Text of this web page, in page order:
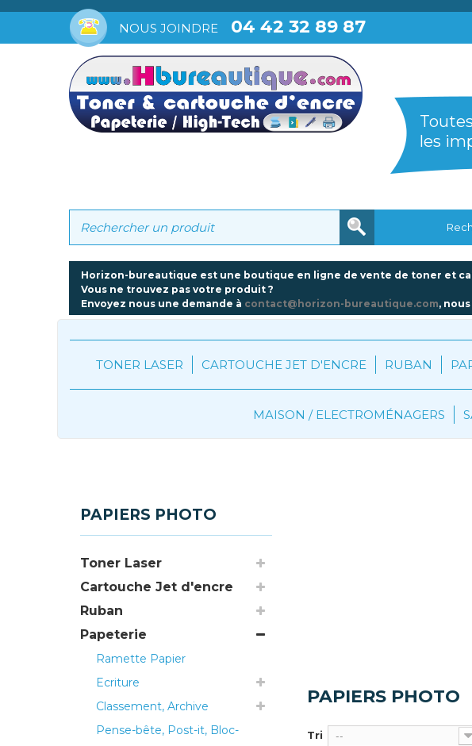
NOUS JOINDRE 04 42 32 89 87
les
Horizon-bureautique est une boutique en ligne de vente de toner et
Vous ne trouvez pas votre produit ?
Envoyez nous une demande à contact@horizon-bureautique.com,
TONER LASER CARTOUCHE JET D'ENCRE RUBAN
MAISON / ELECTROMÉNAGERS
PAPIERS PHOTO
Toner Laser
Cartouche Jet d'encre
Ruban
Papeterie
Ramette Papier
Ecriture
Classement, Archive
Pense-bête, Post-it, Bloc-
PAPIERS PHOTO
Tri --